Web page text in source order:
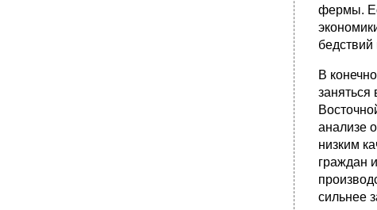
фермы.
бедствий
В
анализе
низким
граждан
сильнее